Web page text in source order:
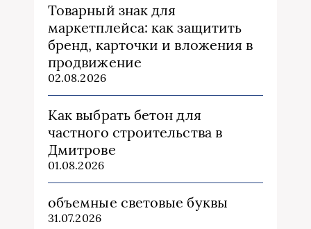
Товарный знак для
маркетплейса: как защитить
бренд, карточки и вложения в
продвижение
02.08.2026
Как выбрать бетон для
частного строительства в
Дмитрове
01.08.2026
объемные световые буквы
31.07.2026